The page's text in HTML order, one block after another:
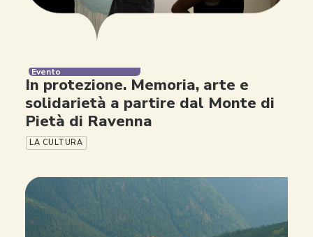
Evento
In protezione. Memoria, arte e
solidarietà a partire dal Monte di
Pietà di Ravenna
LA CULTURA